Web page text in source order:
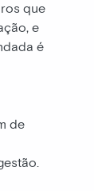
que
e
é
de